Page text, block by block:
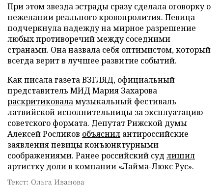
При этом звезда эстрады сразу сделала оговорку о
нежелании реального кровопролития. Певица
подчеркнула надежду на мирное разрешение
любых противоречий между соседними
странами. Она назвала себя оптимистом, который
всегда верит в лучшее развитие событий.
Как писала газета ВЗГЛЯД, официальный
представитель МИД Мария Захарова
раскритиковаламузыкальный фестиваль
латвийской исполнительницы за эксплуатацию
советского формата. Депутат Рижской думы
Алексей Росликов объяснил антироссийские
заявления певицы конъюнктурными
соображениями. Ранее российский суд лишил
артистку доли в компании «Лайма-Люкс Рус».
Текст: Ольга Иванова